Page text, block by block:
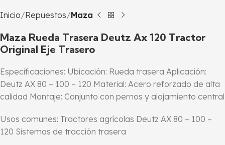
Inicio Repuestos Maza
Maza Rueda Trasera Deutz Ax 120 Tractor
Original Eje Trasero
Especificaciones: Ubicación: Rueda trasera Aplicación:
Deutz AX 80 – 100 – 120 Material: Acero reforzado de alta
calidad Montaje: Conjunto con pernos y alojamiento central
Usos comunes: Tractores agrícolas Deutz AX 80 – 100 –
120 Sistemas de tracción trasera